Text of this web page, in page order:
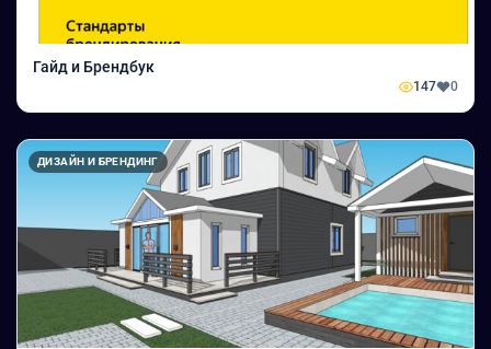
Гайд и Брендбук
147 0
ДИЗАЙН И БРЕНДИНГ